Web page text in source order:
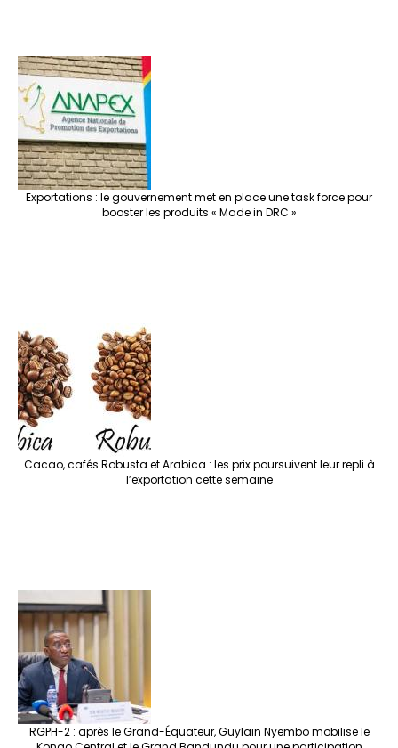
Exportations : le gouvernement met en place une task force pour
booster les produits « Made in DRC »
Cacao, cafés Robusta et Arabica : les prix poursuivent leur repli à
l’exportation cette semaine
RGPH-2 : après le Grand-Équateur, Guylain Nyembo mobilise le